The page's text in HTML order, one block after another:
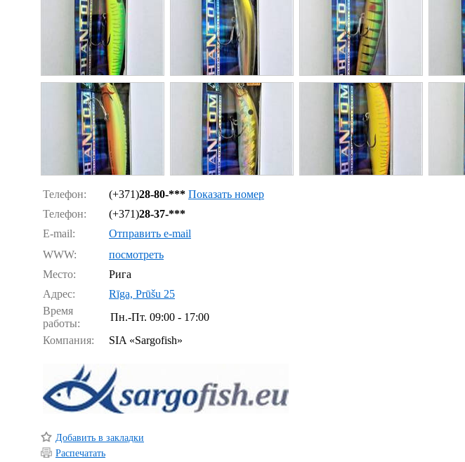
Телефон: (+371)28-80-*** Показать номер
Телефон:
(+371)28-37-***
E-mail:
Отправить e-mail
WWW:
посмотреть
Место:
Рига
Адрес:
Rīga, Prūšu 25
Время
работы:
Пн.-Пт. 09:00 - 17:00
Компания:
SIA «Sargofish»
Добавить в закладки
Распечатать